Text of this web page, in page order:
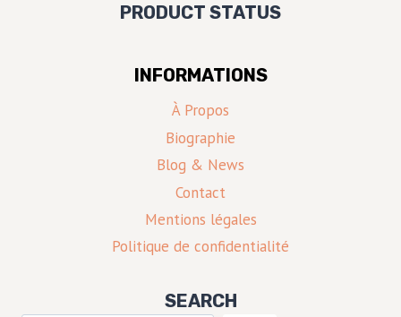
PRODUCT STATUS
INFORMATIONS
À Propos
Biographie
Blog & News
Contact
Mentions légales
Politique de confidentialité
SEARCH